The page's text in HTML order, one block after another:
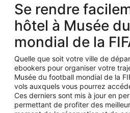
Se rendre
hôtel à Musée
mondial de la
Quelle que soit votre ville de
ebookers pour organiser votre
Musée du football mondial de la
vols auxquels vous pourrez
Ces derniers sont mis à jour en
permettant de profiter des